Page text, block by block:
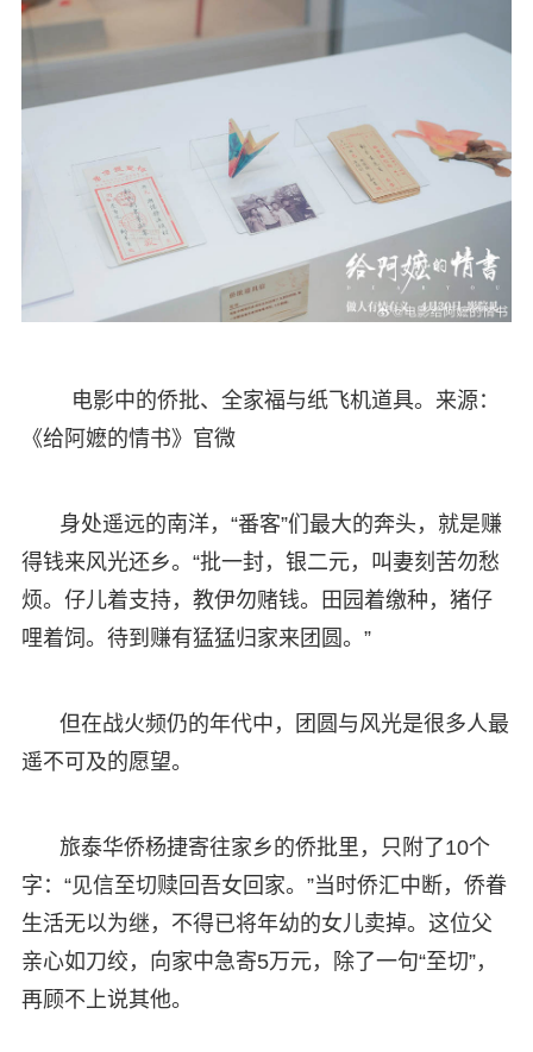
电影中的侨批、全家福与纸飞机道具。来源：
《给阿嬷的情书》官微
身处遥远的南洋，“番客”们最大的奔头，就是赚
得钱来风光还乡。“批一封，银二元，叫妻刻苦勿愁
烦。仔儿着支持，教伊勿赌钱。田园着缴种，猪仔
哩着饲。待到赚有猛猛归家来团圆。”
但在战火频仍的年代中，团圆与风光是很多人最
遥不可及的愿望。
旅泰华侨杨捷寄往家乡的侨批里，只附了10个
字：“见信至切赎回吾女回家。”当时侨汇中断，侨眷
生活无以为继，不得已将年幼的女儿卖掉。这位父
亲心如刀绞，向家中急寄5万元，除了一句“至切”，
再顾不上说其他。